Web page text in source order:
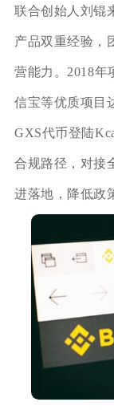
联合创始人刘锟
产品双重经验，
营能力。2018年
信宝等优质项目
GXS代币登陆
合规路径，对接
进落地，降低政